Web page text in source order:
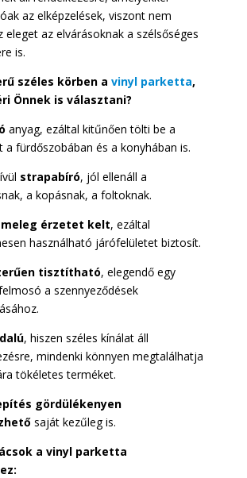
az elképzelések, viszont nem
eleget az elvárásoknak a szélsőséges
is.
széles körben a vinyl parketta,
Önnek is választani?
anyag, ezáltal kitűnően tölti be a
a fürdőszobában és a konyhában is.
strapabíró, jól ellenáll a
a kopásnak, a foltoknak.
meleg érzetet kelt, ezáltal
használható járófelületet biztosít.
tisztítható, elegendő egy
a szennyeződések
, hiszen széles kínálat áll
mindenki könnyen megtalálhatja
tökéletes terméket.
gördülékenyen
saját kezűleg is.
a vinyl parketta